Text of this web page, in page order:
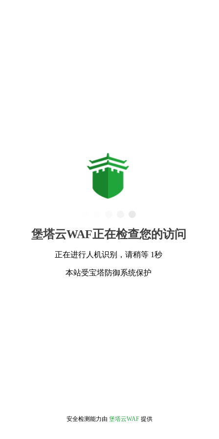
堡塔云WAF正在检查您的访问
正在进行人机识别，请稍等 1秒
本站受宝塔防御系统保护
安全检测能力由 堡塔云WAF 提供